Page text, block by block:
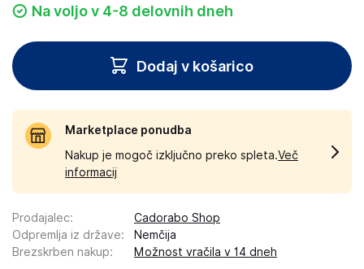
Na voljo v 4-8 delovnih dneh
Dodaj v košarico
Marketplace ponudba
Nakup je mogoč izključno preko spleta.Več
informacij
Prodajalec:
Cadorabo Shop
Odpremlja iz države:
Nemčija
Brezskrben nakup: Možnost vračila v 14 dneh